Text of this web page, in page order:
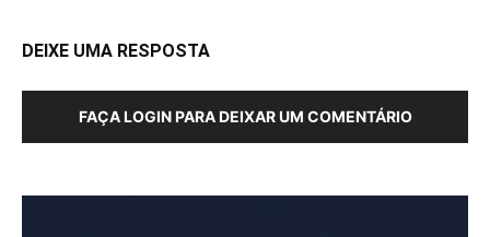
DEIXE UMA RESPOSTA
FAÇA LOGIN PARA DEIXAR UM COMENTÁRIO